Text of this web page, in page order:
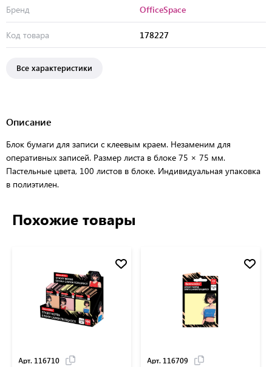
Бренд OfficeSpace
Код товара 178227
Все характеристики
Описание
Блок бумаги для записи с клеевым краем. Незаменим для
оперативных записей. Размер листа в блоке 75 × 75 мм.
Пастельные цвета, 100 листов в блоке. Индивидуальная упаковка
в полиэтилен.
Похожие товары
Арт. 116710 Арт. 116709